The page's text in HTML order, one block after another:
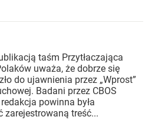
taśm Przytłaczająca
uważa, że dobrze się
do ujawnienia przez „Wprost”
Badani przez CBOS
powinna była
zarejestrowaną treść...